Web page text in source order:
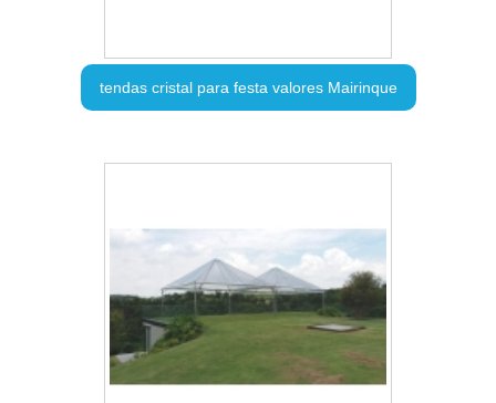
tendas cristal para festa valores Mairinque